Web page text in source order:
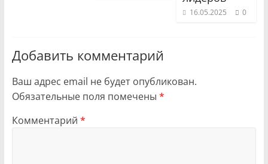
16.05.2025 0
Добавить комментарий
Ваш адрес email не будет опубликован.
Обязательные поля помечены *
Комментарий *